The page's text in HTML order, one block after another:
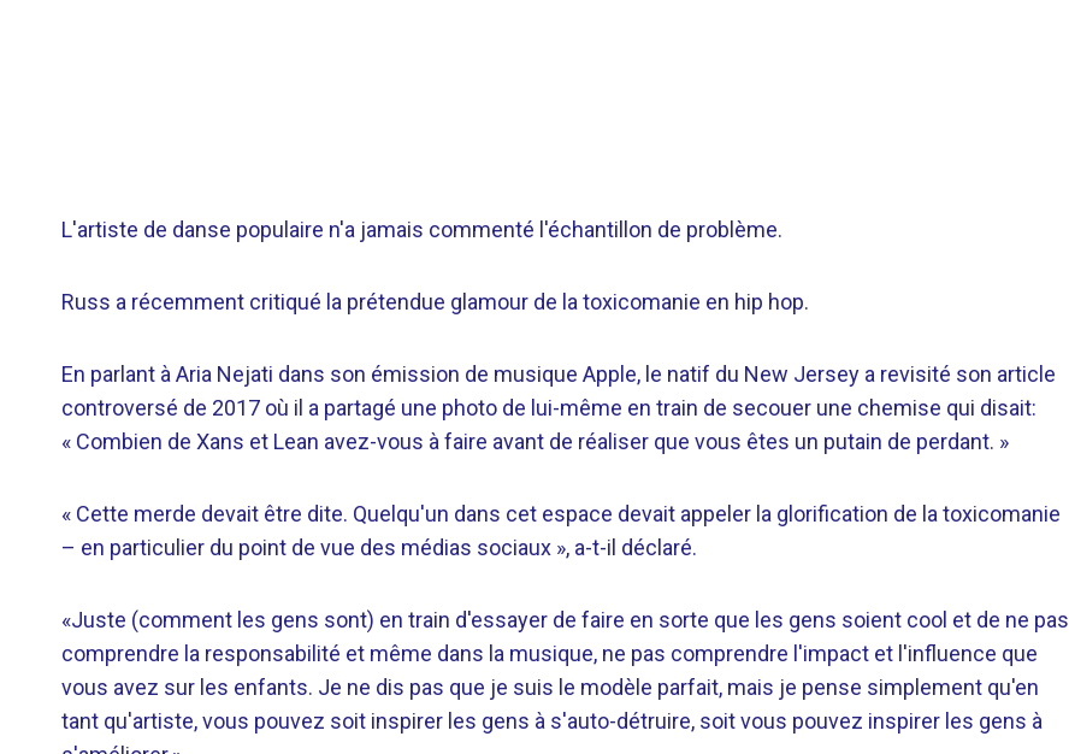
L'artiste de danse populaire n'a jamais commenté l'échantillon de problème.
Russ a récemment critiqué la prétendue glamour de la toxicomanie en hip hop.
En parlant à Aria Nejati dans son émission de musique Apple, le natif du New Jersey a revisité son article
controversé de 2017 où il a partagé une photo de lui-même en train de secouer une chemise qui disait:
« Combien de Xans et Lean avez-vous à faire avant de réaliser que vous êtes un putain de perdant. »
« Cette merde devait être dite. Quelqu'un dans cet espace devait appeler la glorification de la toxicomanie
– en particulier du point de vue des médias sociaux », a-t-il déclaré.
«Juste (comment les gens sont) en train d'essayer de faire en sorte que les gens soient cool et de ne pas
comprendre la responsabilité et même dans la musique, ne pas comprendre l'impact et l'influence que
vous avez sur les enfants. Je ne dis pas que je suis le modèle parfait, mais je pense simplement qu'en
tant qu'artiste, vous pouvez soit inspirer les gens à s'auto-détruire, soit vous pouvez inspirer les gens à